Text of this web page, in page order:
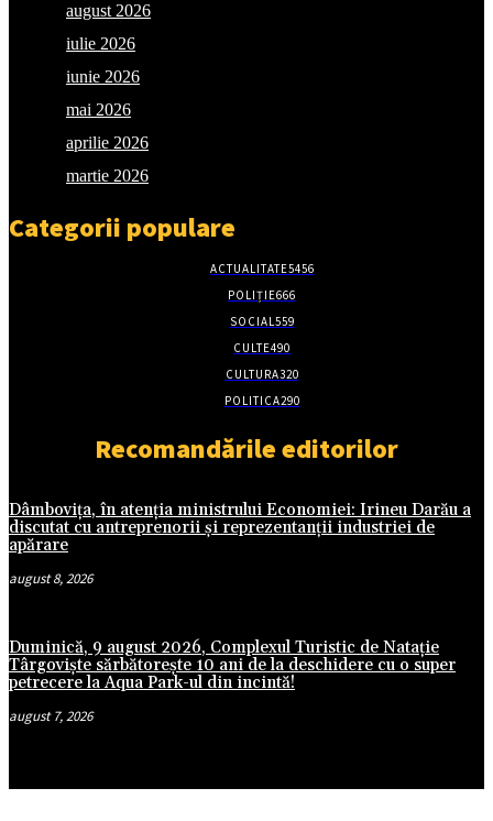
august 2026
iulie 2026
iunie 2026
mai 2026
aprilie 2026
martie 2026
Categorii populare
ACTUALITATE5456
POLIȚIE666
SOCIAL559
CULTE490
CULTURA320
POLITICA290
Recomandările editorilor
Dâmbovița, în atenția ministrului Economiei: Irineu Darău a
discutat cu antreprenorii și reprezentanții industriei de
apărare
august 8, 2026
Duminică, 9 august 2026, Complexul Turistic de Natație
Târgoviște sărbătorește 10 ani de la deschidere cu o super
petrecere la Aqua Park-ul din incintă!
august 7, 2026